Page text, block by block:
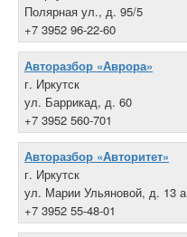
Полярная ул., д. 95/5
+7 3952 96-22-60
Авторазбор «Аврора»
г. Иркутск
ул. Баррикад, д. 60
+7 3952 560-701
Авторазбор «Авторитет»
г. Иркутск
ул. Марии Ульяновой, д. 13 а
+7 3952 55-48-01